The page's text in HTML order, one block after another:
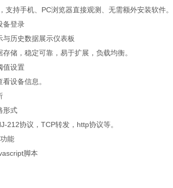
持手机、PC浏览器直接观测、无需额外安装软件。
登录
历史数据展示仪表板
，稳定可靠，易于扩展，负载均衡。
设置
设备信息。
式
协议，TCP转发，http协议等。
能
脚本